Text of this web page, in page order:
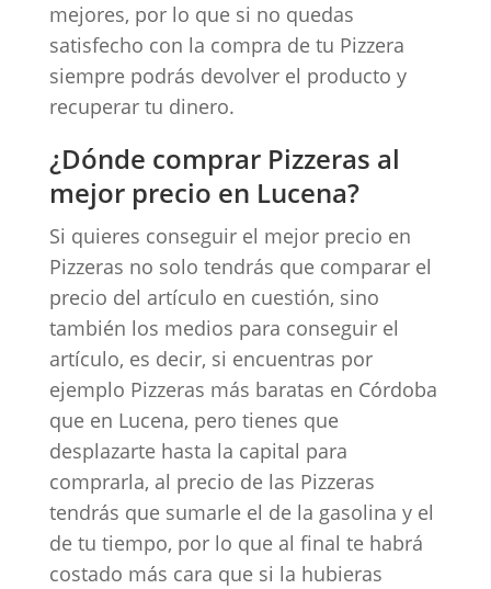
mejores, por lo que si no quedas
satisfecho con la compra de tu Pizzera
siempre podrás devolver el producto y
recuperar tu dinero.
¿Dónde comprar Pizzeras al
mejor precio en Lucena?
Si quieres conseguir el mejor precio en
Pizzeras no solo tendrás que comparar el
precio del artículo en cuestión, sino
también los medios para conseguir el
artículo, es decir, si encuentras por
ejemplo Pizzeras más baratas en Córdoba
que en Lucena, pero tienes que
desplazarte hasta la capital para
comprarla, al precio de las Pizzeras
tendrás que sumarle el de la gasolina y el
de tu tiempo, por lo que al final te habrá
costado más cara que si la hubieras